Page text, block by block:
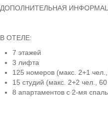
ДОПОЛНИТЕЛЬНАЯ
В ОТЕЛЕ:
7 этажей
3 лифта
125 номеров (макс. 2+1
15 студий (макс. 2+2 чел.,
8 апартаментов с 2-мя